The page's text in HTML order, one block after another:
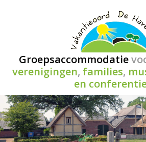
Groepsaccommodatie
verenigingen, families,
en